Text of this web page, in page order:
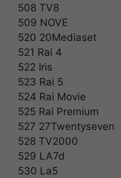
508 TV8
509 NOVE
520 20Mediaset
521 Rai 4
522 Iris
523 Rai 5
524 Rai Movie
525 Rai Premium
527 27Twentyseven
528 TV2000
529 LA7d
530 La5